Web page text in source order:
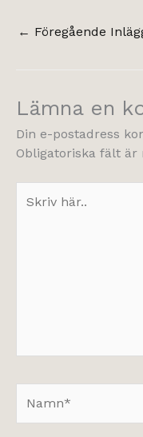
← Föregående
Lämna en
Din e-postadress
Obligatoriska fält är
här..